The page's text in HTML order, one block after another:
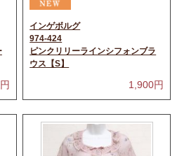
円
インゲボルグ
974-424
ピンクリリーラインシフォンブラ
ウス【S】
1,900円